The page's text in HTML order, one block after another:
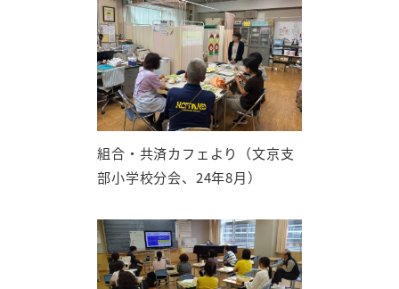
組合・共済カフェより（文京支
部小学校分会、24年8月）